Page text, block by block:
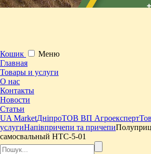
Кошик
Меню
Главная
Товары и услуги
О нас
Контакты
Новости
Статьи
UA MarketДніпроТОВ ВП Агроексперт
услугиНапівпричепи та причепи
самосвальный НТС-5-01